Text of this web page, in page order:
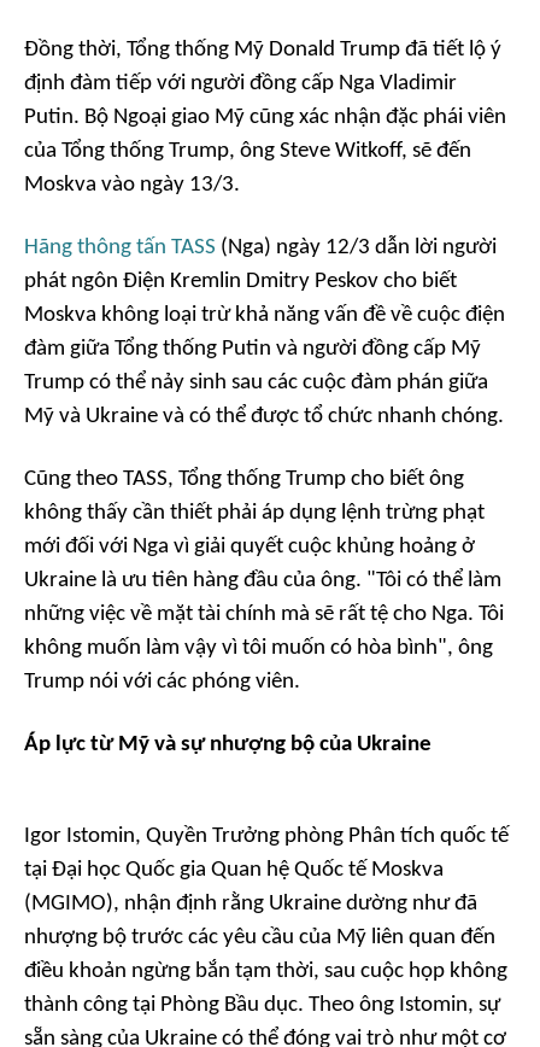
Đồng thời, Tổng thống Mỹ Donald Trump đã tiết lộ ý
định đàm tiếp với người đồng cấp Nga Vladimir
Putin. Bộ Ngoại giao Mỹ cũng xác nhận đặc phái viên
của Tổng thống Trump, ông Steve Witkoff, sẽ đến
Moskva vào ngày 13/3.
Hãng thông tấn TASS (Nga) ngày 12/3 dẫn lời người
phát ngôn Điện Kremlin Dmitry Peskov cho biết
Moskva không loại trừ khả năng vấn đề về cuộc điện
đàm giữa Tổng thống Putin và người đồng cấp Mỹ
Trump có thể nảy sinh sau các cuộc đàm phán giữa
Mỹ và Ukraine và có thể được tổ chức nhanh chóng.
Cũng theo TASS, Tổng thống Trump cho biết ông
không thấy cần thiết phải áp dụng lệnh trừng phạt
mới đối với Nga vì giải quyết cuộc khủng hoảng ở
Ukraine là ưu tiên hàng đầu của ông. "Tôi có thể làm
những việc về mặt tài chính mà sẽ rất tệ cho Nga. Tôi
không muốn làm vậy vì tôi muốn có hòa bình", ông
Trump nói với các phóng viên.
Áp lực từ Mỹ và sự nhượng bộ của Ukraine
Igor Istomin, Quyền Trưởng phòng Phân tích quốc tế
tại Đại học Quốc gia Quan hệ Quốc tế Moskva
(MGIMO), nhận định rằng Ukraine dường như đã
nhượng bộ trước các yêu cầu của Mỹ liên quan đến
điều khoản ngừng bắn tạm thời, sau cuộc họp không
thành công tại Phòng Bầu dục. Theo ông Istomin, sự
sẵn sàng của Ukraine có thể đóng vai trò như một cơ